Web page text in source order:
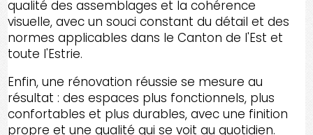
qualité des assemblages et la cohérence
visuelle, avec un souci constant du détail et des
normes applicables dans le Canton de l'Est et
toute l'Estrie.
Enfin, une rénovation réussie se mesure au
résultat : des espaces plus fonctionnels, plus
confortables et plus durables, avec une finition
propre et une qualité qui se voit au quotidien.